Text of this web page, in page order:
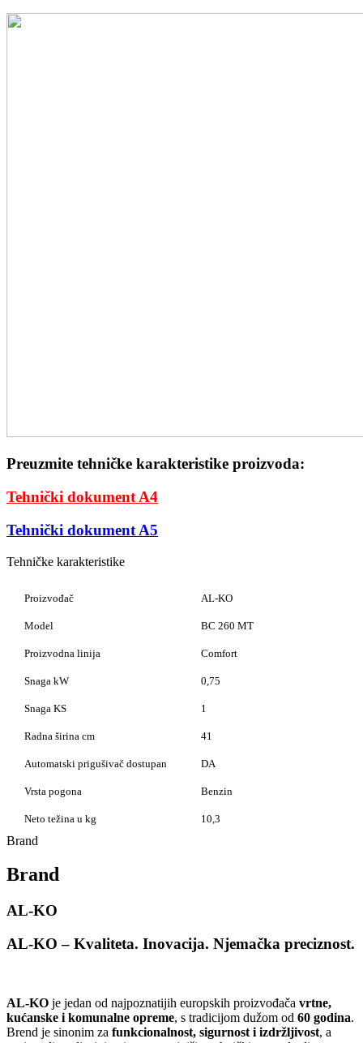
Preuzmite tehničke karakteristike proizvoda:
Tehnički dokument A4
Tehnički dokument A5
Tehničke karakteristike
Proizvođač AL-KO
Model BC 260 MT
Proizvodna linija Comfort
Snaga kW 0,75
Snaga KS 1
Radna širina cm 41
Automatski prigušivač dostupan DA
Vrsta pogona Benzin
Neto težina u kg 10,3
Brand
Brand
AL-KO
AL-KO – Kvaliteta. Inovacija. Njemačka preciznost.
AL-KO je jedan od najpoznatijih europskih proizvođača vrtne,
kućanske i komunalne opreme, s tradicijom dužom od 60 godina.
Brend je sinonim za funkcionalnost, sigurnost i izdržljivost, a